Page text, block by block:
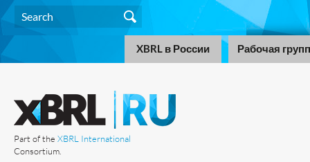
XBRL в России Рабочая
Part of the XBRL International
Consortium.